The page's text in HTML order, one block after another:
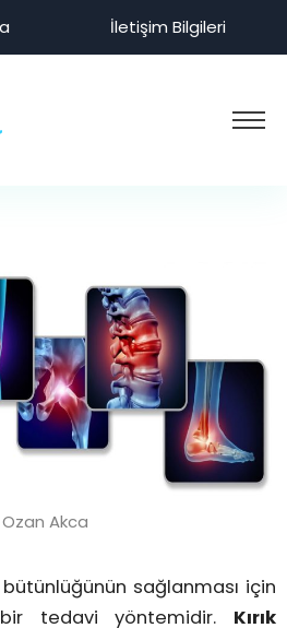
İletişim Bilgileri
Ozan Akca
bütünlüğünün sağlanması için
tedavi yöntemidir. Kırık